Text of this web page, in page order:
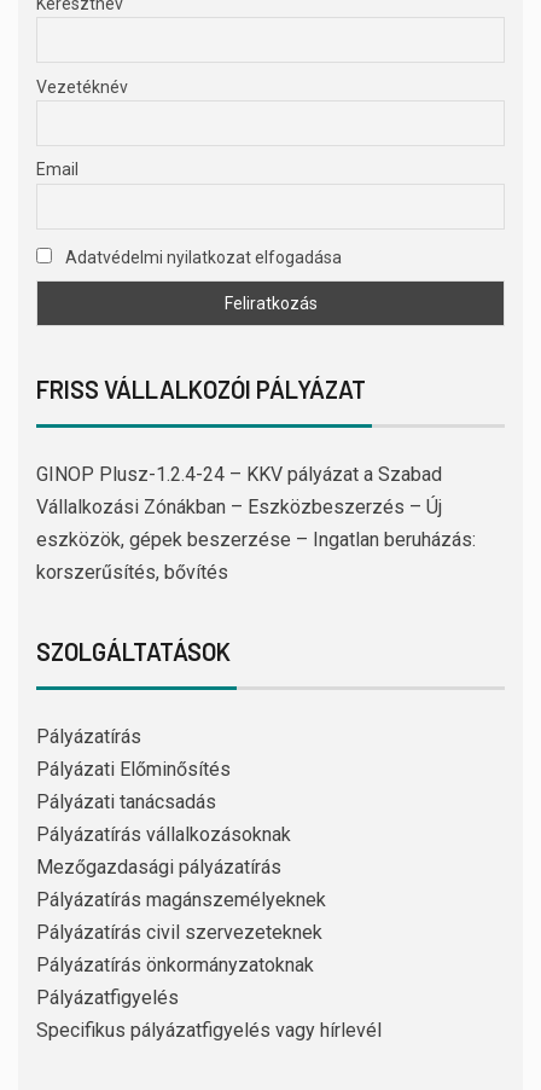
Vezetéknév
Email
Adatvédelmi nyilatkozat elfogadása
FRISS VÁLLALKOZÓI PÁLYÁZAT
GINOP Plusz-1.2.4-24 – KKV pályázat a Szabad
Vállalkozási Zónákban – Eszközbeszerzés – Új
eszközök, gépek beszerzése – Ingatlan beruházás:
korszerűsítés, bővítés
SZOLGÁLTATÁSOK
Pályázatírás
Pályázati Előminősítés
Pályázati tanácsadás
Pályázatírás vállalkozásoknak
Mezőgazdasági pályázatírás
Pályázatírás magánszemélyeknek
Pályázatírás civil szervezeteknek
Pályázatírás önkormányzatoknak
Pályázatfigyelés
Specifikus pályázatfigyelés vagy hírlevél